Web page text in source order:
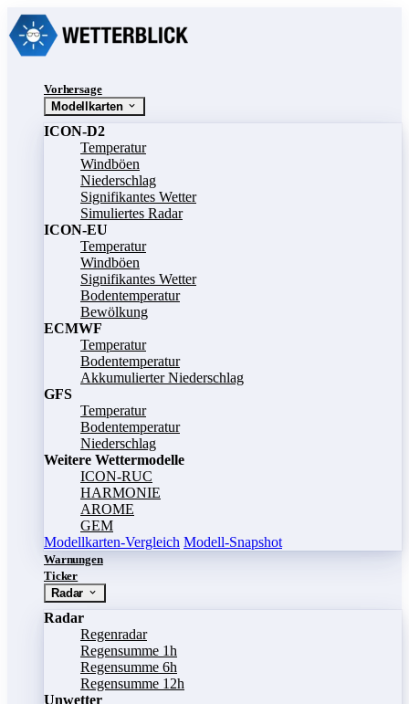
Vorhersage
Modellkarten
ICON-D2
Temperatur
Windböen
Niederschlag
Signifikantes Wetter
Simuliertes Radar
ICON-EU
Temperatur
Windböen
Signifikantes Wetter
Bodentemperatur
Bewölkung
ECMWF
Temperatur
Bodentemperatur
Akkumulierter Niederschlag
GFS
Temperatur
Bodentemperatur
Niederschlag
Weitere Wettermodelle
ICON-RUC
HARMONIE
AROME
GEM
Modellkarten-Vergleich Modell-Snapshot
Warnungen
Ticker
Radar
Radar
Regenradar
Regensumme 1h
Regensumme 6h
Regensumme 12h
Unwetter